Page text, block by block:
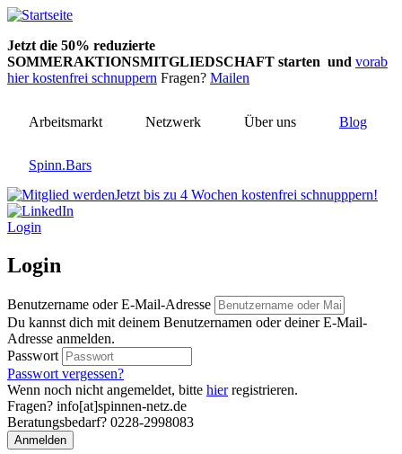
Direkt
Inhalt
Jetzt die 50% reduzierte
SOMMERAKTIONSMITGLIEDSCHAFT starten und vorab
hier kostenfrei schnuppern Fragen? Mailen
Arbeitsmarkt Netzwerk Über uns Blog
Spinn.Bars
Jetzt bis zu 4 Wochen kostenfrei schnupppern!
Login
Login
Benutzername oder E-Mail-Adresse
Du kannst dich mit deinem Benutzernamen oder deiner E-Mail-
Adresse anmelden.
Passwort
Passwort vergessen?
Wenn noch nicht angemeldet, bitte hierregistrieren.
Fragen? info[at]spinnen-netz.de
Beratungsbedarf? 0228-2998083